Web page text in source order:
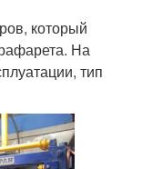
который
На
тип